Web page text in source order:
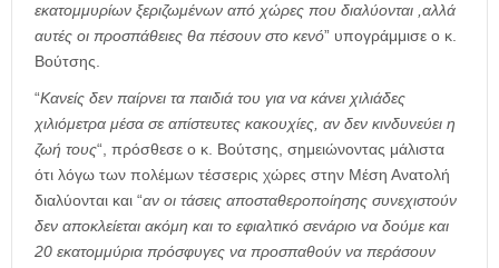
εκατομμυρίων ξεριζωμένων από χώρες που διαλύονται ,αλλά
αυτές οι προσπάθειες θα πέσουν στο κενό” υπογράμμισε ο κ.
Βούτσης.
“Κανείς δεν παίρνει τα παιδιά του για να κάνει χιλιάδες
χιλιόμετρα μέσα σε απίστευτες κακουχίες, αν δεν κινδυνεύει η
ζωή τους“, πρόσθεσε ο κ. Βούτσης, σημειώνοντας μάλιστα
ότι λόγω των πολέμων τέσσερις χώρες στην Μέση Ανατολή
διαλύονται και “αν οι τάσεις αποσταθεροποίησης συνεχιστούν
δεν αποκλείεται ακόμη και το εφιαλτικό σενάριο να δούμε και
20 εκατομμύρια πρόσφυγες να προσπαθούν να περάσουν